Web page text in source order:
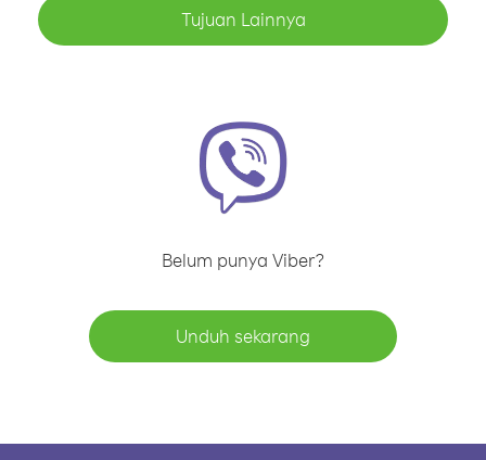
Tujuan Lainnya
Belum punya Viber?
Unduh sekarang